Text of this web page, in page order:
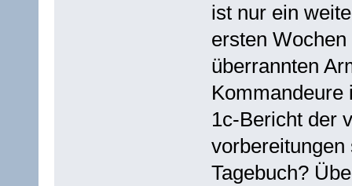
ist nur ein
ersten
überrannten
Kommandeure
1c-Bericht der
Tagebuch?